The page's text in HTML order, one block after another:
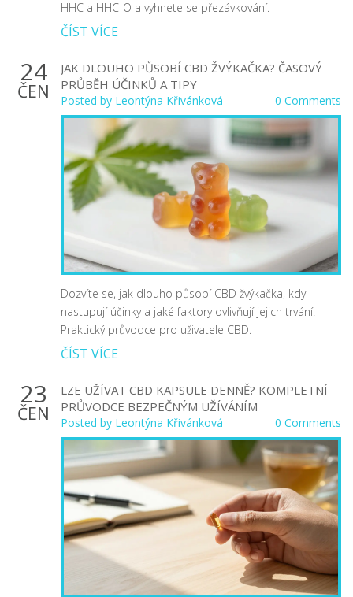
HHC a HHC-O a vyhnete se přezávkování.
ČÍST VÍCE
24
ČEN
JAK DLOUHO PŮSOBÍ CBD ŽVÝKAČKA? ČASOVÝ
PRŮBĚH ÚČINKŮ A TIPY
Posted by Leontýna Křivánková 0 Comments
Dozvíte se, jak dlouho působí CBD žvýkačka, kdy
nastupují účinky a jaké faktory ovlivňují jejich trvání.
Praktický průvodce pro uživatele CBD.
ČÍST VÍCE
23
ČEN
LZE UŽÍVAT CBD KAPSULE DENNĚ? KOMPLETNÍ
PRŮVODCE BEZPEČNÝM UŽÍVÁNÍM
Posted by Leontýna Křivánková 0 Comments